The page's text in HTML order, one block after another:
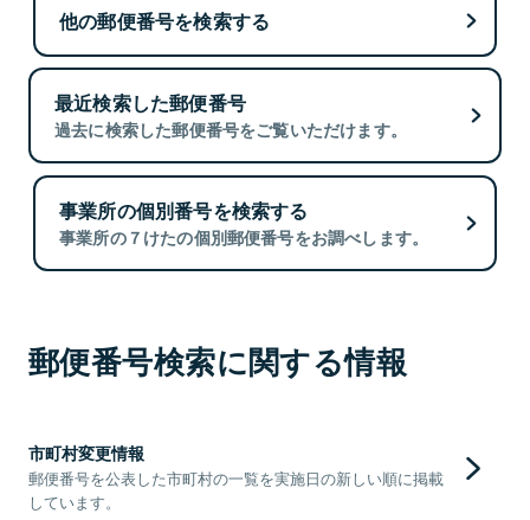
他の郵便番号を検索する
最近検索した郵便番号
過去に検索した郵便番号をご覧いただけます。
事業所の個別番号を検索する
事業所の７けたの個別郵便番号をお調べします。
郵便番号検索に関する情報
市町村変更情報
郵便番号を公表した市町村の一覧を実施日の新しい順に掲載
しています。